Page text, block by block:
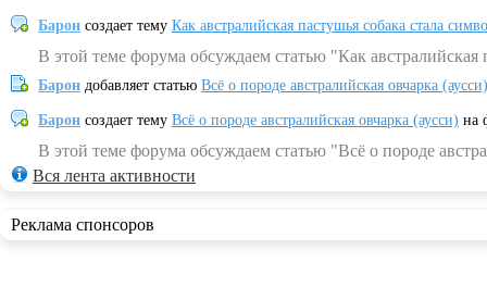
Барон создает тему Как австралийская пастушья собака стала
В этой теме форума обсуждаем статью "Как
Барон добавляет статью Всё о породе австралийская овчарка (аусси)
Барон создает тему Всё о породе австралийская овчарка (аусси) на
В этой теме форума обсуждаем статью "Всё о породе
Вся лента активности
Реклама спонсоров